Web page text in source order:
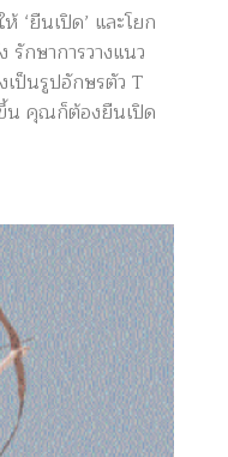
‘ยืนเปิด’ และโยก
กษาการวางแนว
เป็นรูปอักษรตัว T
น คุณก็ต้องยืนเปิด